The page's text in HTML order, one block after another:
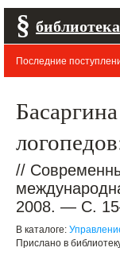
§ библиотека
Последние
//
2008. — С.
В каталоге:
Прислано в